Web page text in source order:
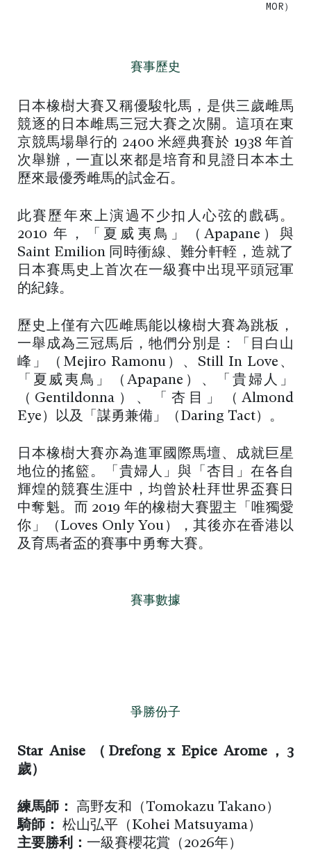
MOR）
賽事歷史
日本橡樹大賽又稱優駿牝馬，是供三歲雌馬
競逐的日本雌馬三冠大賽之次關。這項在東
京競馬場舉行的 2400 米經典賽於 1938 年首
次舉辦，一直以來都是培育和見證日本本土
歷來最優秀雌馬的試金石。
此賽歷年來上演過不少扣人心弦的戲碼。
2010 年，「夏威夷鳥」（Apapane）與
Saint Emilion 同時衝線、難分軒輊，造就了
日本賽馬史上首次在一級賽中出現平頭冠軍
的紀錄。
歷史上僅有六匹雌馬能以橡樹大賽為跳板，
一舉成為三冠馬后，牠們分別是：「目白山
峰」（Mejiro Ramonu）、Still In Love、
「夏威夷鳥」（Apapane）、「貴婦人」
（Gentildonna）、「杏目」（Almond
Eye）以及「謀勇兼備」（Daring Tact）。
日本橡樹大賽亦為進軍國際馬壇、成就巨星
地位的搖籃。「貴婦人」與「杏目」在各自
輝煌的競賽生涯中，均曾於杜拜世界盃賽日
中奪魁。而 2019 年的橡樹大賽盟主「唯獨愛
你」（Loves Only You），其後亦在香港以
及育馬者盃的賽事中勇奪大賽。
賽事數據
爭勝份子
Star Anise （ Drefong x Epice Arome，3
歲 ）
練馬師：
高野友和（Tomokazu Takano）
騎師： 松山弘平（Kohei Matsuyama）
主要勝利： 一級賽櫻花賞（2026年）